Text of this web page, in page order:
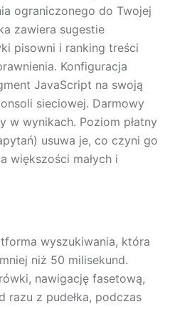
ograniczonego do Twojej
zawiera sugestie
pisowni i ranking treści
Konfiguracja
JavaScript na swoją
sieciowej. Darmowy
w wynikach. Poziom płatny
usuwa je, co czyni go
większości małych i
wyszukiwania, która
niż 50 milisekund.
nawigację fasetową,
razu z pudełka, podczas